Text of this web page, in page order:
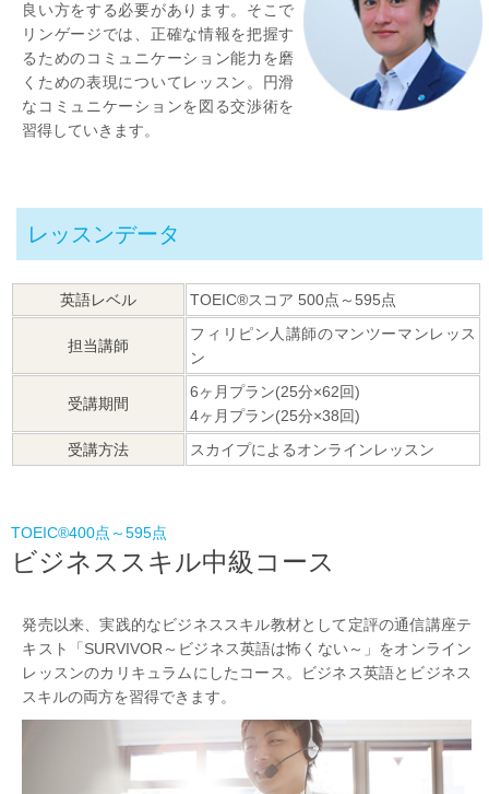
良い方をする必要があります。そこで
リンゲージでは、正確な情報を把握す
るためのコミュニケーション能力を磨
くための表現についてレッスン。円滑
なコミュニケーションを図る交渉術を
習得していきます。
レッスンデータ
英語レベル TOEIC®スコア 500点～595点
担当講師
フィリピン人講師のマンツーマンレッス
ン
受講期間
6ヶ月プラン(25分×62回)
4ヶ月プラン(25分×38回)
受講方法
スカイプによるオンラインレッスン
TOEIC®400点～595点
ビジネススキル中級コース
発売以来、実践的なビジネススキル教材として定評の通信講座テ
キスト「SURVIVOR～ビジネス英語は怖くない～」をオンライン
レッスンのカリキュラムにしたコース。ビジネス英語とビジネス
スキルの両方を習得できます。